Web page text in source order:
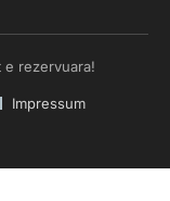
rezervuara!
Impressum